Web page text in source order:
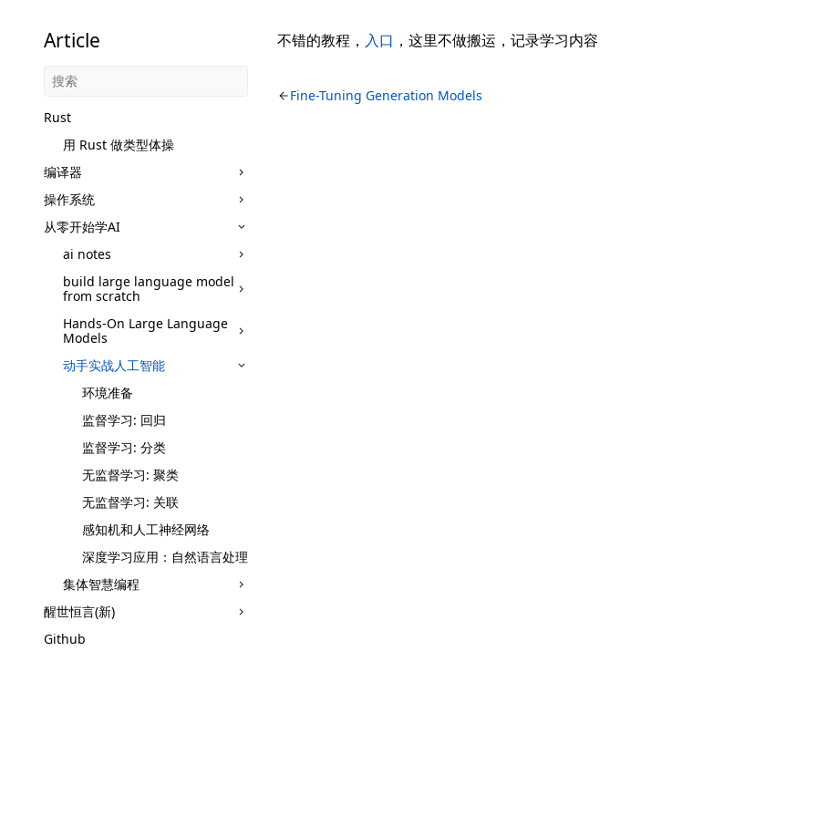
Article
Rust
用 Rust 做类型体操
编译器
操作系统
从零开始学AI
ai notes
build large language model
from scratch
Hands-On Large Language
Models
动手实战人工智能
环境准备
监督学习: 回归
监督学习: 分类
无监督学习: 聚类
无监督学习: 关联
感知机和人工神经网络
深度学习应用：自然语言处理
集体智慧编程
醒世恒言(新)
Github
不错的教程， 入口 ，这里不做搬运，记录学习内容
Fine-Tuning Generation Models